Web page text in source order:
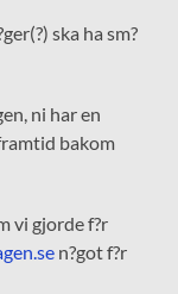
ska ha sm?
ni har en
bakom
vi gjorde f?r
n?got f?r